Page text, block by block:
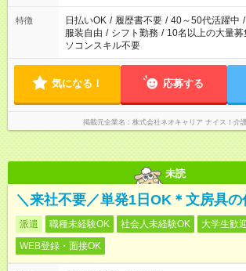
特徴 日払いOK / 履歴書不要 / 40～50代活躍中 /
服装自由 / シフト勤務 / 10名以上の大量募
ソコンスキル不要
気になる！ 応募する
掲載元企業名 株式会社ネオキャリア ナイス！介
未読
＼来社不要／単発1日OK＊文房具の
派遣 職種未経験OK 社会人未経験OK 大学生歓
WEB登録・面接OK